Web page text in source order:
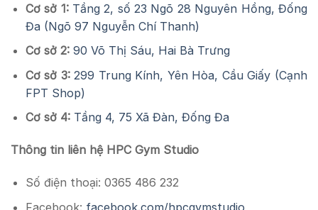
Cơ sở 1: Tầng 2, số 23 Ngõ 28 Nguyên Hồng, Đống
Đa (Ngõ 97 Nguyễn Chí Thanh)
Cơ sở 2: 90 Võ Thị Sáu, Hai Bà Trưng
Cơ sở 3: 299 Trung Kính, Yên Hòa, Cầu Giấy (Cạnh
FPT Shop)
Cơ sở 4: Tầng 4, 75 Xã Đàn, Đống Đa
Thông tin liên hệ HPC Gym Studio
Số điện thoại: 0365 486 232
Facebook: facebook.com/hpcgymstudio